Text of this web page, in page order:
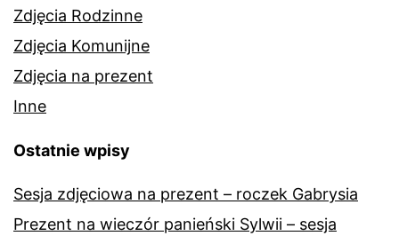
Zdjęcia Rodzinne
Zdjęcia Komunijne
Zdjęcia na prezent
Inne
Ostatnie wpisy
Sesja zdjęciowa na prezent – roczek Gabrysia
Prezent na wieczór panieński Sylwii – sesja